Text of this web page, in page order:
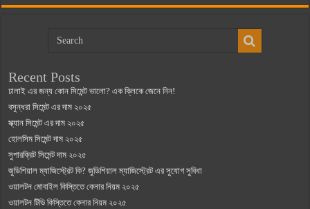
Recent Posts
ঢালাই এর জন্য কোন সিমেন্ট ভালো? এক ক্লিকে জেনে নিন!
বসুন্ধরা সিমেন্ট এর দাম ২০২৫
স্ক্যান সিমেন্ট এর দাম ২০২৫
হোলসিম সিমেন্ট দাম ২০২৫
সুপারক্রিট সিমেন্ট দাম ২০২৫
জুডিশিয়াল ম্যাজিস্ট্রেট কি? জুডিশিয়াল ম্যাজিস্ট্রেট এর সুযোগ সুবিধা
ওয়ালটন মোবাইল কিস্তিতে কেনার নিয়ম ২০২৫
ওয়ালটন টিভি কিস্তিতে কেনার নিয়ম ২০২৫